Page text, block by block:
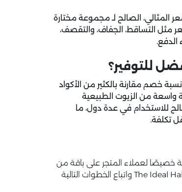
المثالي، الصالح لـ مجموعة مختارة
مثل التساقط، الجفاف، والتقصف،
الدفع.
للتوفير؟
خصم مقارنة بالكثير من الأكواد
واسعة من الزيوت الطبيعية
للاستخدام في عدة دول، ما
تكلفة.
خصيصًا لعملاء المتجر على باقة من
أفضل منتجات العناية بالشعر، كل ما عليك فعله هو استخدام كود خصم The Ideal Hair واتباع الخطوات التالية